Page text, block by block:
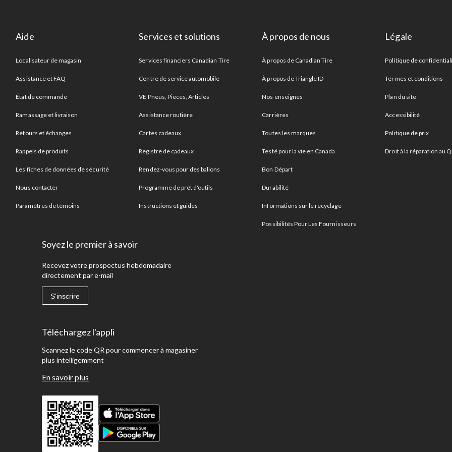
Aide
Localisateur de magasin
Assistance et FAQ
État de commande
Ramassage et livraison
Retours et échanges
Rappels de produits
Les fiches de données de sécurité
Nous contacter
Paramètres de témoins
Services et solutions
Services financiers Canadian Tire
Centre de service automobile
VE Pneus, Pieces, Articles
Assistance routière
Cartes cadeaux
Registre de cadeaux
Rendez-vous pour des ballons
Programme de prêt d'outils
Instructions et guides
À propos de nous
À propos de Canadian Tire
À propos de Triangle ID
Nos enseignes
Carrières
Toutes les marques
Testé pour la vie en Canada
Bon Départ
Durabilité
Informations sur le recyclage
Possibilités Pour Les Fournisseurs
Légale
Politique de
Termes et conditions
Plan du site
Accessibilité
Politique de prix
Droit à la réparation au
Soyez le premier à savoir
Recevez votre prospectus hebdomadaire
directement par e-mail
S'inscrire
Téléchargez l'appli
Scannez le code QR pour commencer à magasiner
plus intelligemment
En savoir plus